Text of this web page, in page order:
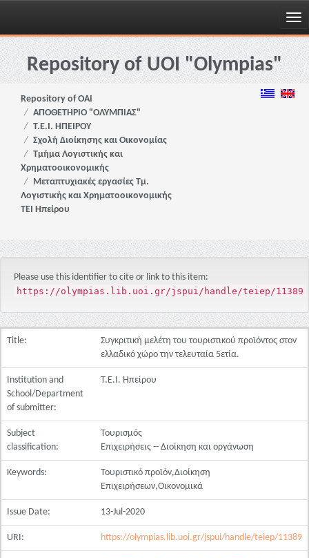
Skip
navigationRepository of UOI "Olympias"
Repository of OAI
ΑΠΟΘΕΤΗΡΙΟ "ΟΛΥΜΠΙΑΣ"
Τ.Ε.Ι. ΗΠΕΙΡΟΥ
Σχολή Διοίκησης και Οικονομίας
Τμήμα Λογιστικής και
Χρηματοοικονομικής
Μεταπτυχιακές εργασίες Τμ.
Λογιστικής και Χρηματοοικονομικής
ΤΕΙ Ηπείρου
Please use this identifier to cite or link to this item:
https://olympias.lib.uoi.gr/jspui/handle/teiep/11389
Title:
Συγκριτική μελέτη του τουριστικού προϊόντος στον
ελλαδικό χώρο την τελευταία 5ετία.
Institution and
School/Department
of submitter:
Τ.Ε.Ι. Ηπείρου
Subject
classification:
Τουρισμός
Επιχειρήσεις -- Διοίκηση και οργάνωση
Keywords:
Τουριστικό προϊόν,Διοίκηση
Επιχειρήσεων,Οικονομικά
Issue Date: 13-Jul-2020
URI: https://olympias.lib.uoi.gr/jspui/handle/teiep/11389